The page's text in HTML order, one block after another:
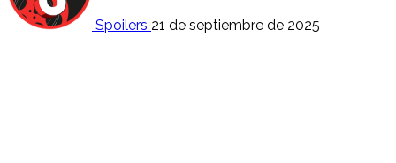
Spoilers 21 de septiembre de 2025